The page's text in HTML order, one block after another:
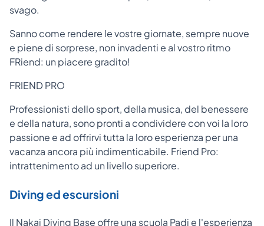
svago.
Sanno come rendere le vostre giornate, sempre nuove
e piene di sorprese, non invadenti e al vostro ritmo
FRiend: un piacere gradito!
FRIEND PRO
Professionisti dello sport, della musica, del benessere
e della natura, sono pronti a condividere con voi la loro
passione e ad offrirvi tutta la loro esperienza per una
vacanza ancora più indimenticabile. Friend Pro:
intrattenimento ad un livello superiore.
Diving ed escursioni
Il Nakai Diving Base offre una scuola Padi e l'esperienza